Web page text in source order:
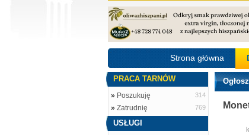
Strona główna
PRACA TARNÓW
» Poszukuję 314
» Zatrudnię 769
USŁUGI